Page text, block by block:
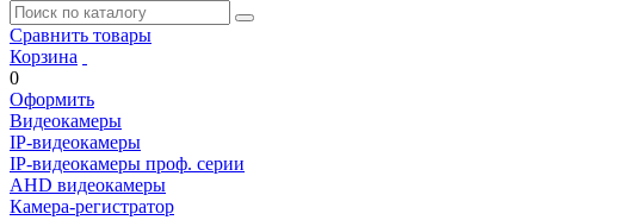
Сравнить товары
Корзина
0
Оформить
Видеокамеры
IP-видеокамеры
IP-видеокамеры проф. серии
AHD видеокамеры
Камера-регистратор